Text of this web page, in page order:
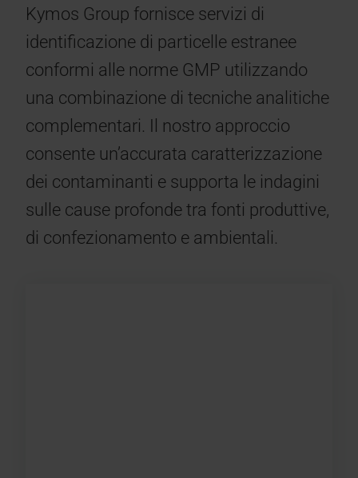
Kymos Group fornisce servizi di
identificazione di particelle estranee
conformi alle norme GMP utilizzando
una combinazione di tecniche analitiche
complementari. Il nostro approccio
consente un’accurata caratterizzazione
dei contaminanti e supporta le indagini
sulle cause profonde tra fonti produttive,
di confezionamento e ambientali.